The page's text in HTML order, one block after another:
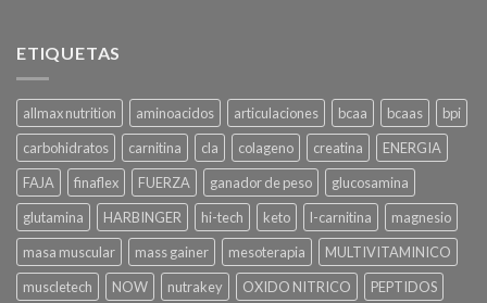
ETIQUETAS
allmax nutrition aminoacidos articulaciones bcaa bcaas
bpi
carbohidratos
carnitina cla colageno creatina
ENERGIA
FAJA
finaflex FUERZA ganador de peso
glucosamina
glutamina
HARBINGER hi-tech keto l-carnitina
magnesio
masa muscular
mass gainer mesoterapia
MULTIVITAMINICO
muscletech
NOW nutrakey OXIDO NITRICO PEPTIDOS